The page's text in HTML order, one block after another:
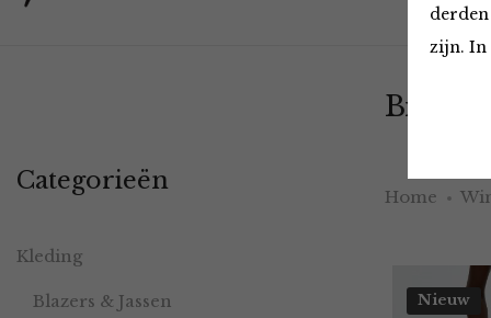
zijn. In
Home
Nieuw
Categorieën
Kleding
Blazers & Jassen